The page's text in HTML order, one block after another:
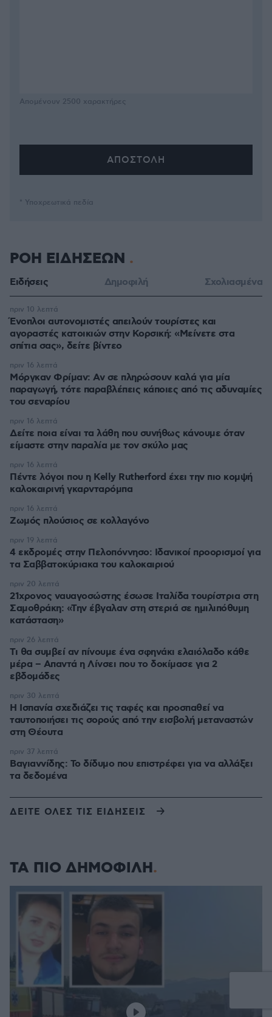
Απομένουν 2500 χαρακτήρες
* Υποχρεωτικά πεδία
ΡΟΗ ΕΙΔΗΣΕΩΝ
Ειδήσεις Δημοφιλή Σχολιασμένα
Ένοπλοι αυτονομιστές απειλούν τουρίστες και
αγοραστές κατοικιών στην Κορσική: «Μείνετε στα
σπίτια σας», δείτε βίντεο
πριν 10 λεπτά
Μόργκαν Φρίμαν: Αν σε πληρώσουν καλά για μία
παραγωγή, τότε παραβλέπεις κάποιες από τις αδυναμίες
του σεναρίου
πριν 16 λεπτά
Δείτε ποια είναι τα λάθη που συνήθως κάνουμε όταν
είμαστε στην παραλία με τον σκύλο μας
πριν 16 λεπτά
Πέντε λόγοι που η Kelly Rutherford έχει την πιο κομψή
καλοκαιρινή γκαρνταρόμπα
πριν 16 λεπτά
Ζωμός πλούσιος σε κολλαγόνο
πριν 16 λεπτά
4 εκδρομές στην Πελοπόννησο: Ιδανικοί προορισμοί για
τα Σαββατοκύριακα του καλοκαιριού
πριν 19 λεπτά
21χρονος ναυαγοσώστης έσωσε Ιταλίδα τουρίστρια στη
Σαμοθράκη: «Την έβγαλαν στη στεριά σε ημιλιπόθυμη
κατάσταση»
πριν 20 λεπτά
Τι θα συμβεί αν πίνουμε ένα σφηνάκι ελαιόλαδο κάθε
μέρα – Απαντά η Λίνσει που το δοκίμασε για 2
εβδομάδες
πριν 26 λεπτά
Η Ισπανία σχεδιάζει τις ταφές και προσπαθεί να
ταυτοποιήσει τις σορούς από την εισβολή μεταναστών
στη Θέουτα
πριν 30 λεπτά
Βαγιαννίδης: Το δίδυμο που επιστρέφει για να αλλάξει
τα δεδομένα
πριν 37 λεπτά
ΔΕΙΤΕ ΟΛΕΣ ΤΙΣ ΕΙΔΗΣΕΙΣ
ΤΑ ΠΙΟ ΔΗΜΟΦΙΛΗ